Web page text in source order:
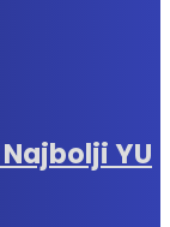
YU